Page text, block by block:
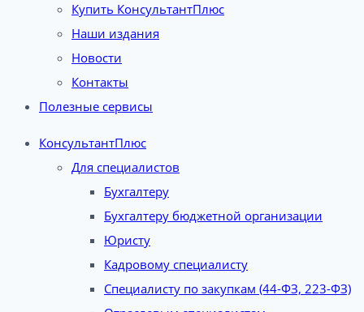
Купить КонсультантПлюс
Наши издания
Новости
Контакты
Полезные сервисы
КонсультантПлюс
Для специалистов
Бухгалтеру
Бухгалтеру бюджетной организации
Юристу
Кадровому специалисту
Специалисту по закупкам (44-ФЗ, 223-ФЗ)